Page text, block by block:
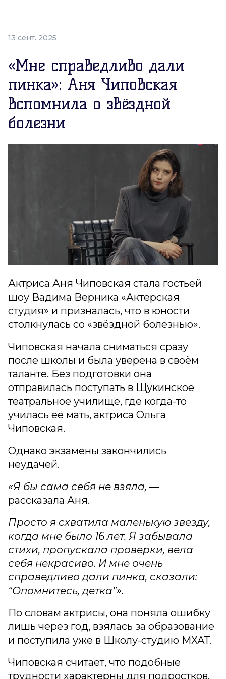
13 сент. 2025
«Мне справедливо дали
пинка»: Аня Чиповская
вспомнила о звёздной
болезни
Актриса Аня Чиповская стала гостьей
шоу Вадима Верника «Актерская
студия» и призналась, что в юности
столкнулась со «звёздной болезнью».
Чиповская начала сниматься сразу
после школы и была уверена в своём
таланте. Без подготовки она
отправилась поступать в Щукинское
театральное училище, где когда-то
училась её мать, актриса Ольга
Чиповская.
Однако экзамены закончились
неудачей.
«Я бы сама себя не взяла, —
рассказала Аня.
Просто я схватила маленькую звезду,
когда мне было 16 лет. Я забывала
стихи, пропускала проверки, вела
себя некрасиво. И мне очень
справедливо дали пинка, сказали:
“Опомнитесь, детка”».
По словам актрисы, она поняла ошибку
лишь через год, взялась за образование
и поступила уже в Школу-студию МХАТ.
Чиповская считает, что подобные
трудности характерны для подростков,